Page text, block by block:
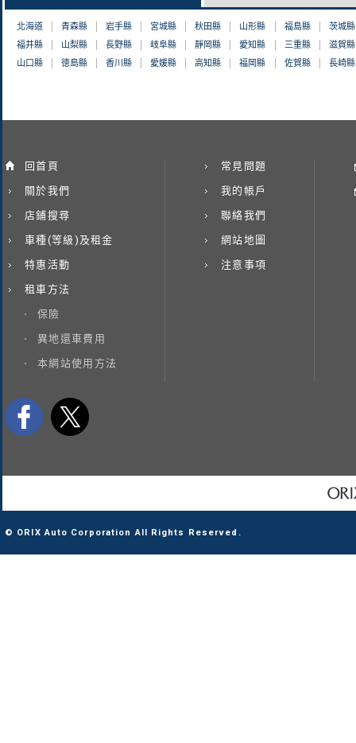
北海道 青森縣 岩手縣 宮城縣 秋田縣 山形縣 福島縣
茨城縣
福井縣
山梨縣 長野縣 岐阜縣 靜岡縣 愛知縣 三重縣
滋賀縣
山口縣
徳島縣 香川縣 愛媛縣 高知縣 福岡縣 佐賀縣 長崎縣
回首頁
關於我們
店鋪搜尋
車種(等級)及租金
特惠活動
租車方法
保險
異地還車費用
本網站使用方法
常見問題
我的帳戶
聯絡我們
網站地圖
注意事項
© ORIX Auto Corporation All Rights Reserved.